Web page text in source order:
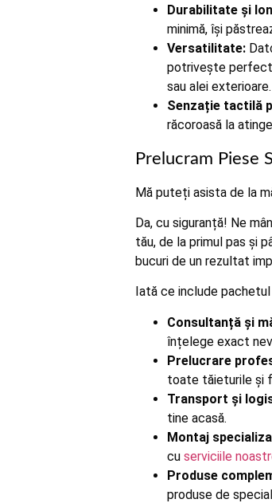
Durabilitate și
minimă, își
Versatilitate:
potrivește perfect
sau alei exterioare.
Senzație tactilă
răcoroasă la
Prelucram Piese
Mă puteți asista de la
Da, cu siguranță! Ne
tău, de la primul pas și
bucuri de un rezultat
Iată ce include
Consultanță și
înțelege exact
Prelucrare
toate tăieturile și
Transport și
tine acasă.
Montaj
cu serviciile
Produse
produse de